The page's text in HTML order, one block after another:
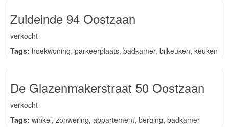
Zuideinde 94 Oostzaan
verkocht
Tags: hoekwoning, parkeerplaats, badkamer, bijkeuken, keuken
De Glazenmakerstraat 50 Oostzaan
verkocht
Tags: winkel, zonwering, appartement, berging, badkamer